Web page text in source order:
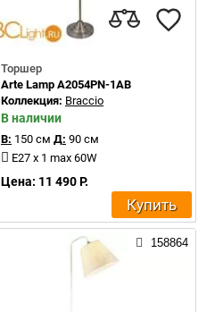
Торшер
Arte Lamp A2054PN-1AB
Коллекция: Braccio
В наличии
В: 150 см Д: 90 см
E27 x 1 max 60W
Цена: 11 490 Р.
Купить
158864